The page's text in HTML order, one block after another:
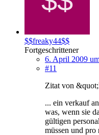
$$freaky44$$
Fortgeschrittener
6. April 2009
#11
Zitat von
... ein verkauf
was, wenn sie
gültigen
müssen und pro